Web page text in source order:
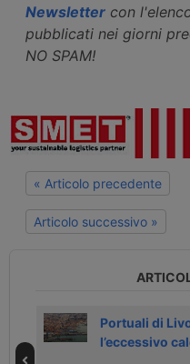
Newsletter con
pubblicati nei giorni
NO SPAM!
« Articolo precedente
Articolo successivo »
Portuali di
l’eccessivo